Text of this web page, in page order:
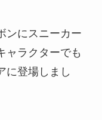
ンにスニーカー
ャラクターでも
に登場しまし